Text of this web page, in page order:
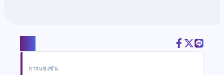
การแข่งขัน